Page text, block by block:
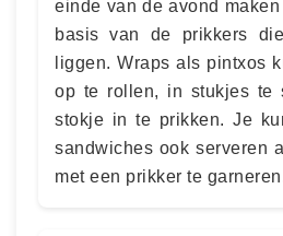
einde van de avond
basis van de prikkers
liggen. Wraps als pintxos
op te rollen, in stukjes te
stokje in te prikken. Je
sandwiches ook serveren
met een prikker te